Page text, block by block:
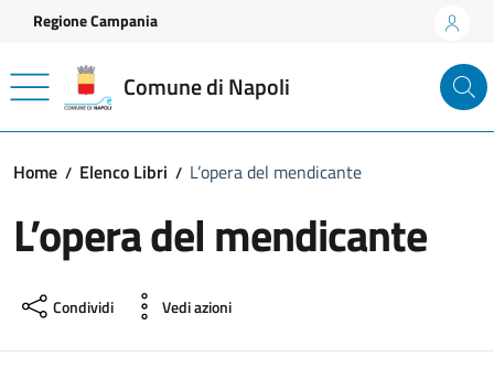
Vai ai contenuti
Vai al footer
Regione Campania
Comune di Napoli
Home Elenco Libri L’opera del mendicante
L’opera del mendicante
Condividi Vedi azioni